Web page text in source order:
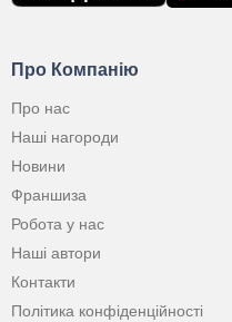
Про Компанію
Про нас
Наші нагороди
Новини
Франшиза
Робота у нас
Наші автори
Контакти
Політика конфіденційності